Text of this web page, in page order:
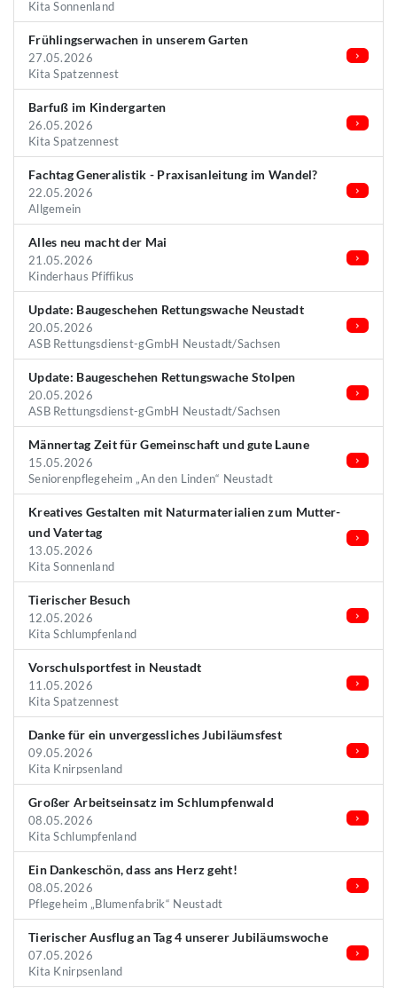
Kita Sonnenland
Frühlingserwachen in unserem Garten
27.05.2026
Kita Spatzennest
Barfuß im Kindergarten
26.05.2026
Kita Spatzennest
Fachtag Generalistik - Praxisanleitung im Wandel?
22.05.2026
Allgemein
Alles neu macht der Mai
21.05.2026
Kinderhaus Pfiffikus
Update: Baugeschehen Rettungswache Neustadt
20.05.2026
ASB Rettungsdienst-gGmbH Neustadt/Sachsen
Update: Baugeschehen Rettungswache Stolpen
20.05.2026
ASB Rettungsdienst-gGmbH Neustadt/Sachsen
Männertag Zeit für Gemeinschaft und gute Laune
15.05.2026
Seniorenpflegeheim „An den Linden“ Neustadt
Kreatives Gestalten mit Naturmaterialien zum Mutter-
und Vatertag
13.05.2026
Kita Sonnenland
Tierischer Besuch
12.05.2026
Kita Schlumpfenland
Vorschulsportfest in Neustadt
11.05.2026
Kita Spatzennest
Danke für ein unvergessliches Jubiläumsfest
09.05.2026
Kita Knirpsenland
Großer Arbeitseinsatz im Schlumpfenwald
08.05.2026
Kita Schlumpfenland
Ein Dankeschön, dass ans Herz geht!
08.05.2026
Pflegeheim „Blumenfabrik“ Neustadt
Tierischer Ausflug an Tag 4 unserer Jubiläumswoche
07.05.2026
Kita Knirpsenland